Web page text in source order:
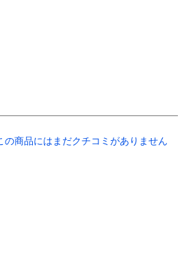
の商品にはまだクチコミがありません